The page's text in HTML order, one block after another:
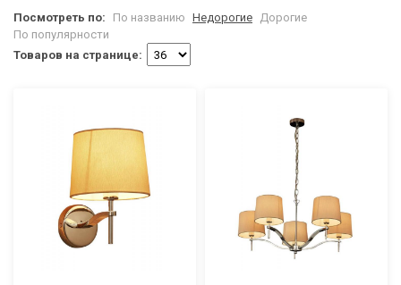
Посмотреть по: По названию Недорогие Дорогие
По популярности
Товаров на странице: